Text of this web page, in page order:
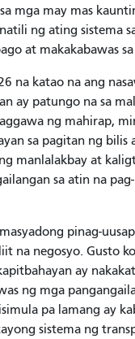
mga may mas
ng ating sistema
at makakabawas
na katao na ang
ay patungo na sa
ng mahirap,
sa pagitan ng
manlalakbay at
sa atin na
pinag-
na negosyo. Gusto
ay
ng mga
pa lamang ay
sistema ng